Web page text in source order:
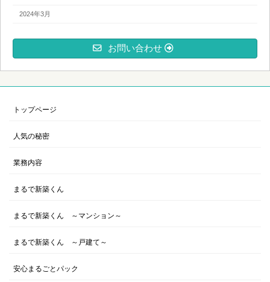
2024年3月
お問い合わせ
トップページ
人気の秘密
業務内容
まるで新築くん
まるで新築くん ～マンション～
まるで新築くん ～戸建て～
安心まるごとパック